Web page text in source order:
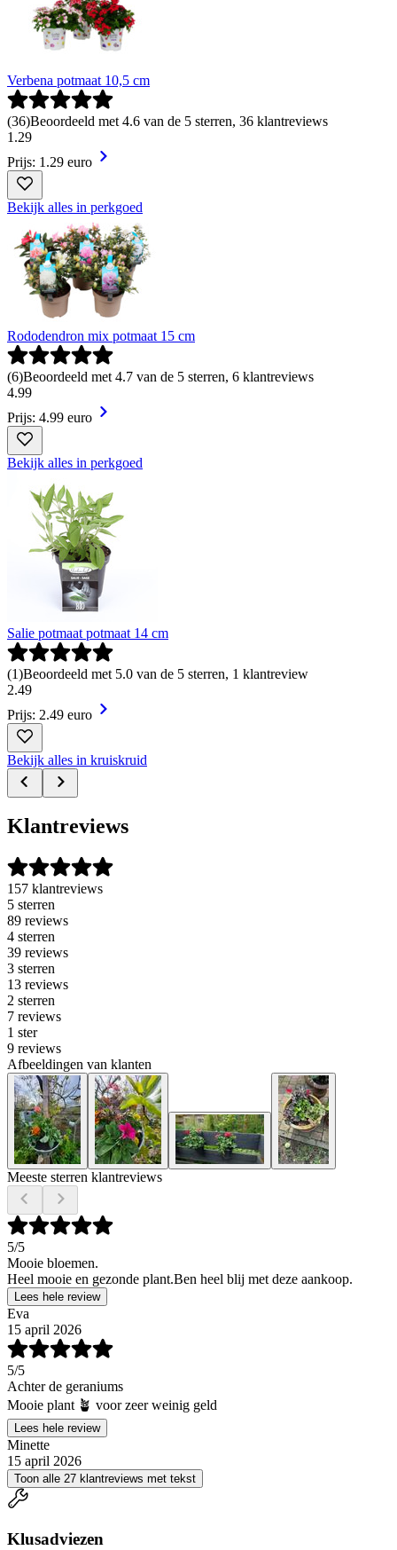
Verbena potmaat 10,5 cm
(36)Beoordeeld met 4.6 van de 5 sterren, 36 klantreviews
1 .29
Prijs: 1.29 euro
Bekijk alles in perkgoed
Rododendron mix potmaat 15 cm
(6)Beoordeeld met 4.7 van de 5 sterren, 6 klantreviews
4.99
Prijs: 4.99 euro
Bekijk alles in perkgoed
Salie potmaat potmaat 14 cm
(1)Beoordeeld met 5.0 van de 5 sterren, 1 klantreview
2.49
Prijs: 2.49 euro
Bekijk alles in kruiskruid
Klantreviews
157 klantreviews
5 sterren
89 reviews
4 sterren
39 reviews
3 sterren
13 reviews
2 sterren
7 reviews
1 ster
9 reviews
Afbeeldingen van klanten
Meeste sterren klantreviews
5/5
Mooie bloemen.
Heel mooie en gezonde plant.Ben heel blij met deze aankoop.
Lees hele review
Eva
15 april 2026
5/5
Achter de geraniums
Mooie plant 🪴 voor zeer weinig geld
Lees hele review
Minette
15 april 2026
Toon alle 27 klantreviews met tekst
Klusadviezen